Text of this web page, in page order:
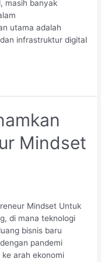
masih banyak
utama adalah
infrastruktur digital
Mindset
Mindset Untuk
di mana teknologi
bisnis baru
pandemi
arah ekonomi